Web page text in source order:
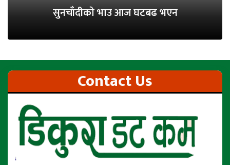
सुनचाँदीकाे भाउ आज घटबढ भएन
Contact Us